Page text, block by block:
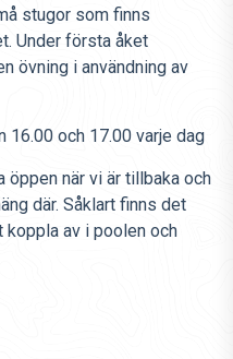
stugor som finns
Under första åket
övning i användning av
16.00 och 17.00 varje dag
öppen när vi är tillbaka och
där. Såklart finns det
av i poolen och